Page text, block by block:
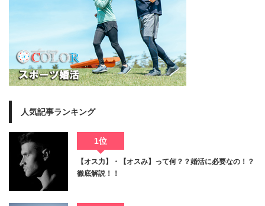
人気記事ランキング
1位
【オス力】・【オスみ】って何？？婚活に必要なの！？
徹底解説！！